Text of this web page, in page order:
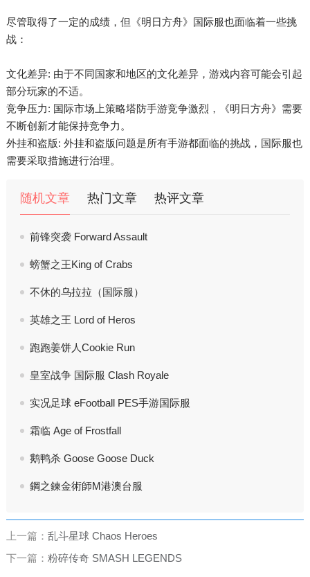
尽管取得了一定的成绩，但《明日方舟》国际服也面临着一些挑
战：
文化差异: 由于不同国家和地区的文化差异，游戏内容可能会引起
部分玩家的不适。
竞争压力: 国际市场上策略塔防手游竞争激烈，《明日方舟》需要
不断创新才能保持竞争力。
外挂和盗版: 外挂和盗版问题是所有手游都面临的挑战，国际服也
需要采取措施进行治理。
随机文章 热门文章 热评文章
前锋突袭 Forward Assault
螃蟹之王King of Crabs
不休的乌拉拉（国际服）
英雄之王 Lord of Heros
跑跑姜饼人Cookie Run
皇室战争 国际服 Clash Royale
实况足球 eFootball PES手游国际服
霜临 Age of Frostfall
鹅鸭杀 Goose Goose Duck
鋼之鍊金術師M港澳台服
上一篇：乱斗星球 Chaos Heroes
下一篇：粉碎传奇 SMASH LEGENDS